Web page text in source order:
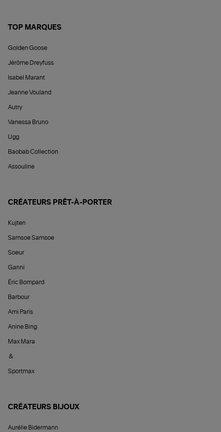
TOP MARQUES
Golden Goose
Jérôme Dreyfuss
Isabel Marant
Jeanne Vouland
Autry
Vanessa Bruno
Ugg
Baobab Collection
Assouline
CRÉATEURS PRÊT-À-PORTER
Kujten
Samsoe Samsoe
Soeur
Ganni
Éric Bompard
Barbour
Ami Paris
Anine Bing
Max Mara
&
Sportmax
CRÉATEURS BIJOUX
Aurélie Bidermann